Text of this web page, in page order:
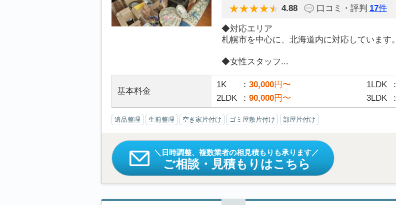
4.88 口コミ・評判 17件
◆対応エリア
札幌市を中心に、北海道内に対応しています。
◆女性スタッフ...
基本料金
1K 30,000円〜 1LDK
2LDK
90,000円〜 3LDK
遺品整理 生前整理 空き家片付け ゴミ屋敷片付け 部屋片付け
日時調整、複数業者の相見積もりも承ります
ご相談・見積もりはこちら